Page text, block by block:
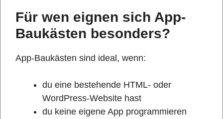
Für wen eignen sich App-
Baukästen besonders?
App-Baukästen sind ideal, wenn:
du eine bestehende HTML- oder
WordPress-Website hast
du keine eigene App programmieren